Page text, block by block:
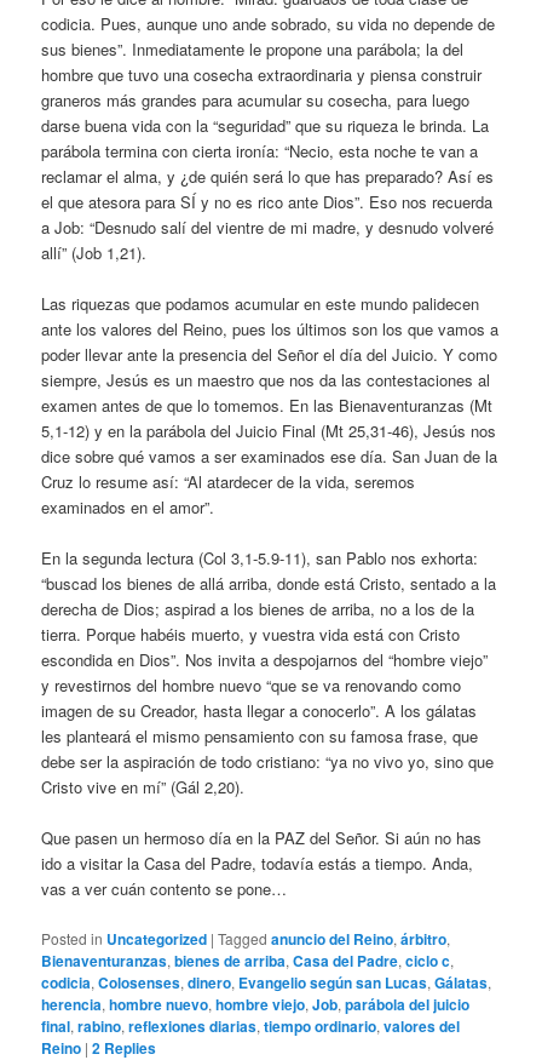
codicia. Pues, aunque uno ande sobrado, su vida no depende de
sus bienes”. Inmediatamente le propone una parábola; la del
hombre que tuvo una cosecha extraordinaria y piensa construir
graneros más grandes para acumular su cosecha, para luego
darse buena vida con la “seguridad” que su riqueza le brinda. La
parábola termina con cierta ironía: “Necio, esta noche te van a
reclamar el alma, y ¿de quién será lo que has preparado? Así es
el que atesora para SÍ y no es rico ante Dios”. Eso nos recuerda
a Job: “Desnudo salí del vientre de mi madre, y desnudo volveré
allí” (Job 1,21).
Las riquezas que podamos acumular en este mundo palidecen
ante los valores del Reino, pues los últimos son los que vamos a
poder llevar ante la presencia del Señor el día del Juicio. Y como
siempre, Jesús es un maestro que nos da las contestaciones al
examen antes de que lo tomemos. En las Bienaventuranzas (Mt
5,1-12) y en la parábola del Juicio Final (Mt 25,31-46), Jesús nos
dice sobre qué vamos a ser examinados ese día. San Juan de la
Cruz lo resume así: “Al atardecer de la vida, seremos
examinados en el amor”.
En la segunda lectura (Col 3,1-5.9-11), san Pablo nos exhorta:
“buscad los bienes de allá arriba, donde está Cristo, sentado a la
derecha de Dios; aspirad a los bienes de arriba, no a los de la
tierra. Porque habéis muerto, y vuestra vida está con Cristo
escondida en Dios”. Nos invita a despojarnos del “hombre viejo”
y revestirnos del hombre nuevo “que se va renovando como
imagen de su Creador, hasta llegar a conocerlo”. A los gálatas
les planteará el mismo pensamiento con su famosa frase, que
debe ser la aspiración de todo cristiano: “ya no vivo yo, sino que
Cristo vive en mí” (Gál 2,20).
Que pasen un hermoso día en la PAZ del Señor. Si aún no has
ido a visitar la Casa del Padre, todavía estás a tiempo. Anda,
vas a ver cuán contento se pone…
Posted in Uncategorized |Tagged anuncio del Reino,árbitro,
Bienaventuranzas,bienes de arriba,Casa del Padre,ciclo c,
codicia,Colosenses,dinero, Evangelio según san Lucas,Gálatas,
herencia,hombre nuevo,hombre viejo,Job,parábola del juicio
final,rabino,reflexiones diarias,tiempo ordinario,valores del
Reino |2 Replies